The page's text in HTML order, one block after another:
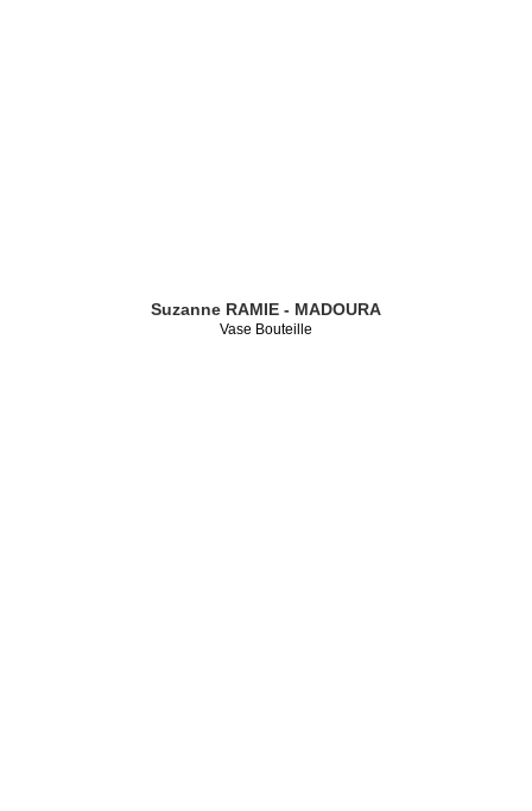
Suzanne RAMIE - MADOURA
Vase Bouteille